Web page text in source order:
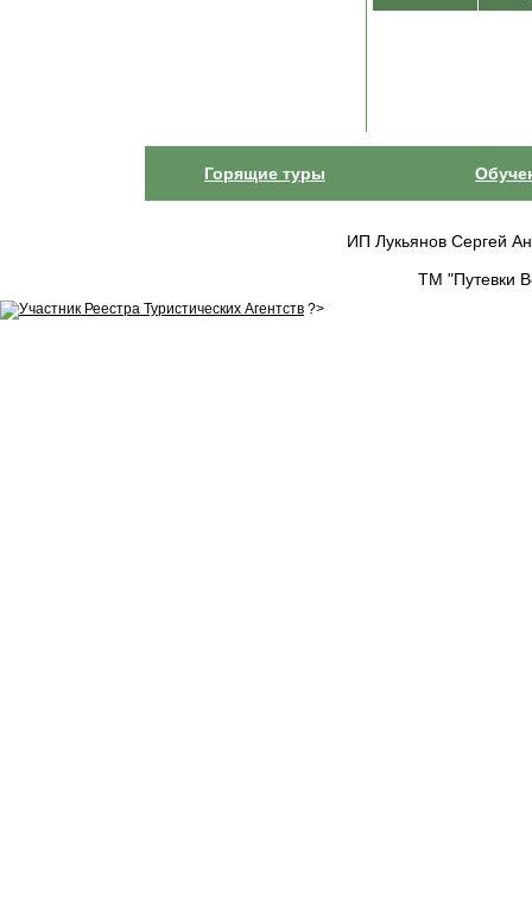
Горящие туры
ИП Лукьянов Сергей
ТМ "Путевки
?>